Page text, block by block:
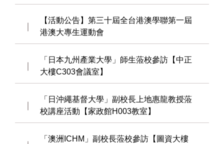
【活動公告】第三十屆全台港澳學聯第一屆
港澳大專生運動會
「日本九州產業大學」師生蒞校參訪【中正
大樓C303會議室】
「日沖繩基督大學」副校長上地惠龍教授蒞
校講座活動【家政館H003教室】
「澳洲ICHM」副校長蒞校參訪【圖資大樓